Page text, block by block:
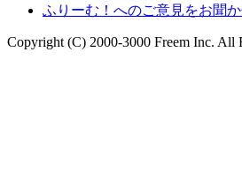
ふりーむ！へのご意見をお聞
Copyright (C) 2000-3000 Freem Inc. All